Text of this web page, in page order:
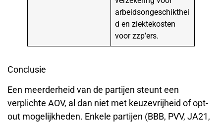
arbeidsongeschikthei
d en ziektekosten
voor zzp’ers.
Conclusie
Een meerderheid van de partijen steunt een
verplichte AOV, al dan niet met keuzevrijheid of opt-
out mogelijkheden. Enkele partijen (BBB, PVV, JA21,